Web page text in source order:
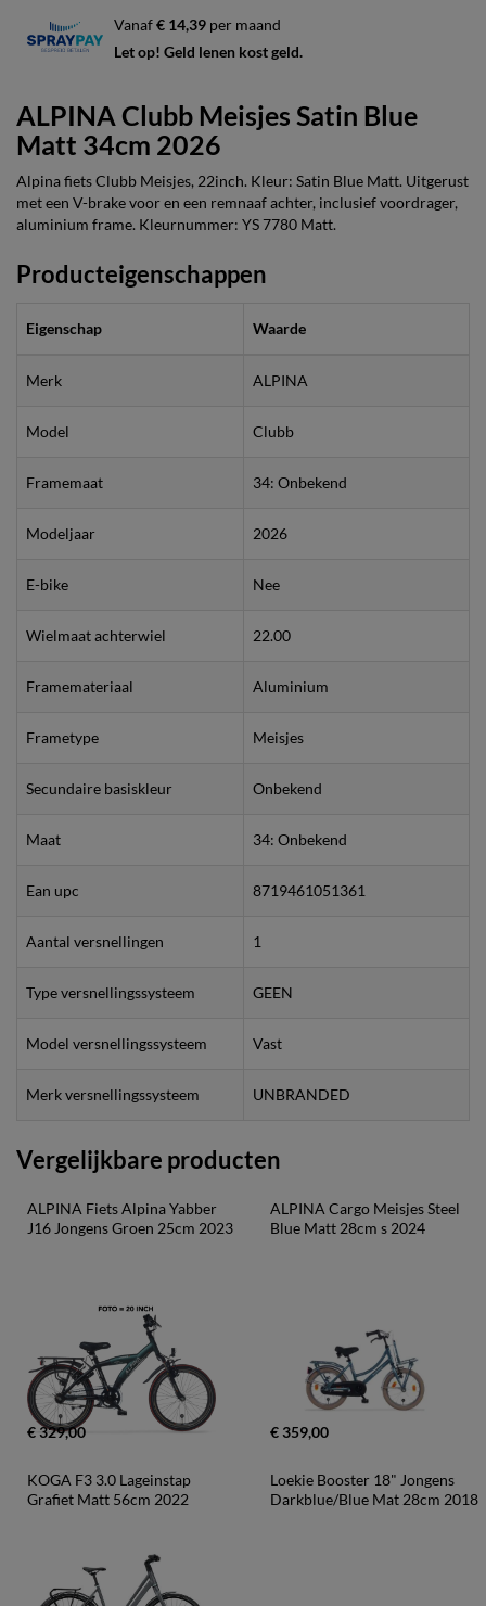
Vanaf€ 14,39 per maand
Let op! Geld lenen kost geld.
ALPINA Clubb Meisjes Satin Blue
Matt 34cm 2026
Alpina fiets Clubb Meisjes, 22inch. Kleur: Satin Blue Matt. Uitgerust
met een V-brake voor en een remnaaf achter, inclusief voordrager,
aluminium frame. Kleurnummer: YS 7780 Matt.
Producteigenschappen
Eigenschap Waarde
Merk ALPINA
Model Clubb
Framemaat 34: Onbekend
Modeljaar 2026
E-bike Nee
Wielmaat achterwiel 22.00
Framemateriaal Aluminium
Frametype Meisjes
Secundaire basiskleur Onbekend
Maat 34: Onbekend
Ean upc 8719461051361
Aantal versnellingen 1
Type versnellingssysteem GEEN
Model versnellingssysteem Vast
Merk versnellingssysteem UNBRANDED
Vergelijkbare producten
ALPINA Fiets Alpina Yabber
J16 Jongens Groen 25cm 2023
€ 329,00
ALPINA Cargo Meisjes Steel
Blue Matt 28cm s 2024
€ 359,00
KOGA F3 3.0 Lageinstap
Grafiet Matt 56cm 2022
Loekie Booster 18" Jongens
Darkblue/Blue Mat 28cm 2018